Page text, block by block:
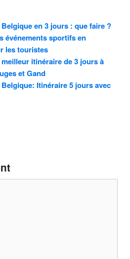
en 3 jours : que faire ?
événements sportifs en
les touristes
itinéraire de 3 jours à
et Gand
Itinéraire 5 jours avec